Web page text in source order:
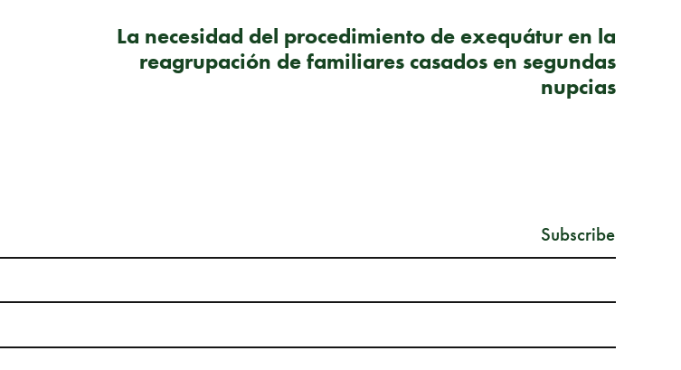
La necesidad del procedimiento de exequátur en la
reagrupación de familiares casados en segundas
nupcias